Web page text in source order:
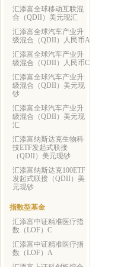
汇添富全球移动互联混
合（QDII）美元现汇
汇添富全球汽车产业升
级混合（QDII）人民币A
汇添富全球汽车产业升
级混合（QDII）人民币C
汇添富全球汽车产业升
级混合（QDII）美元现
钞
汇添富全球汽车产业升
级混合（QDII）美元现
汇
汇添富纳斯达克生物科
技ETF发起式联接
（QDII）美元现钞
汇添富纳斯达克100ETF
发起式联接（QDII）美
元现钞
指数型基金
汇添富中证精准医疗指
数（LOF）C
汇添富中证精准医疗指
数（LOF）A